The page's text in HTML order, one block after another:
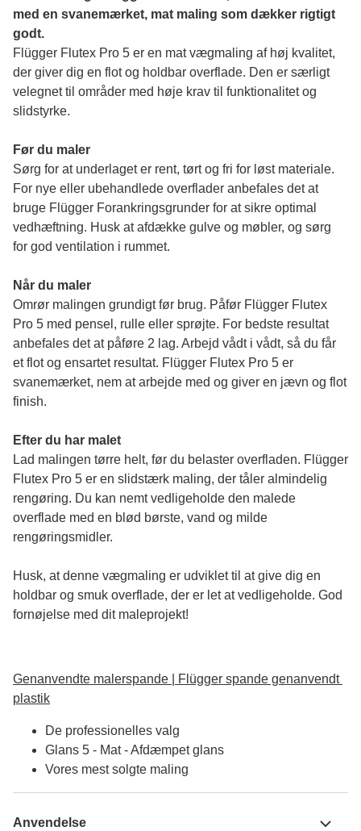
med en svanemærket, mat maling som dækker rigtigt
godt.
Flügger Flutex Pro 5 er en mat vægmaling af høj kvalitet,
der giver dig en flot og holdbar overflade. Den er særligt
velegnet til områder med høje krav til funktionalitet og
slidstyrke.
Før du maler
Sørg for at underlaget er rent, tørt og fri for løst materiale.
For nye eller ubehandlede overflader anbefales det at
bruge Flügger Forankringsgrunder for at sikre optimal
vedhæftning. Husk at afdække gulve og møbler, og sørg
for god ventilation i rummet.
Når du maler
Omrør malingen grundigt før brug. Påfør Flügger Flutex
Pro 5 med pensel, rulle eller sprøjte. For bedste resultat
anbefales det at påføre 2 lag. Arbejd vådt i vådt, så du får
et flot og ensartet resultat. Flügger Flutex Pro 5 er
svanemærket, nem at arbejde med og giver en jævn og flot
finish.
Efter du har malet
Lad malingen tørre helt, før du belaster overfladen. Flügger
Flutex Pro 5 er en slidstærk maling, der tåler almindelig
rengøring. Du kan nemt vedligeholde den malede
overflade med en blød børste, vand og milde
rengøringsmidler.
Husk, at denne vægmaling er udviklet til at give dig en
holdbar og smuk overflade, der er let at vedligeholde. God
fornøjelse med dit maleprojekt!
Genanvendte malerspande | Flügger spande genanvendt
plastik
De professionelles valg
Glans 5 - Mat - Afdæmpet glans
Vores mest solgte maling
Anvendelse